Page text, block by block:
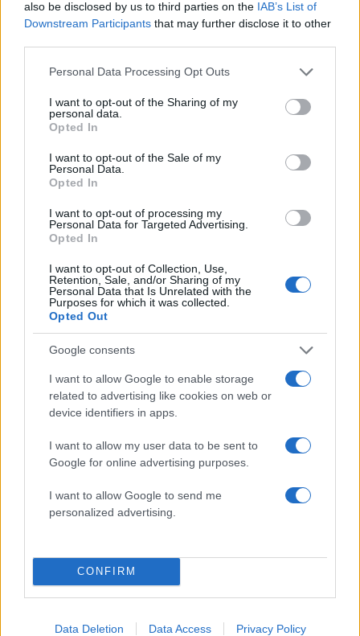
also be disclosed by us to third parties on the IAB’s List of
Downstream Participants that may further disclose it to other
Please note that this website/app uses one or more Google
not limited to your visit or usage behaviour. You may click to
grant or deny consent to Google and its third-party tags to
use your data for below specified purposes in below Google
consent section.
Personal Data Processing Opt Outs
I want to opt-out of the Sharing of my
personal data.
Opted In
I want to opt-out of the Sale of my
Personal Data.
Opted In
I want to opt-out of processing my
Personal Data for Targeted Advertising.
Opted In
I want to opt-out of Collection, Use,
Retention, Sale, and/or Sharing of my
Personal Data that Is Unrelated with the
Purposes for which it was collected.
Opted Out
Google consents
I want to allow Google to enable storage
related to advertising like cookies on web or
device identifiers in apps.
I want to allow my user data to be sent to
Google for online advertising purposes.
I want to allow Google to send me
personalized advertising.
CONFIRM
Data Deletion Data Access Privacy Policy
00:1027.06.25
Σχέδιο «έκτακτης ανάγκης» από Χάρβαρντ και
Πανεπιστήμιο Τορόντο - Φοιτητές θα
σπουδάζουν στον Καναδά αν δεν ανανεωθεί
η βίζα τους
04:58 05.06.25
Ο Τραμπ βάζει «τέλος» στις βίζες για τους